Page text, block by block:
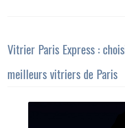
Vitrier Paris Express :
meilleurs vitriers de Paris